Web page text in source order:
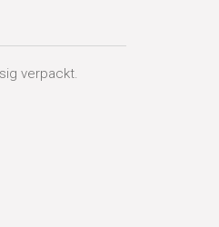
verpackt.